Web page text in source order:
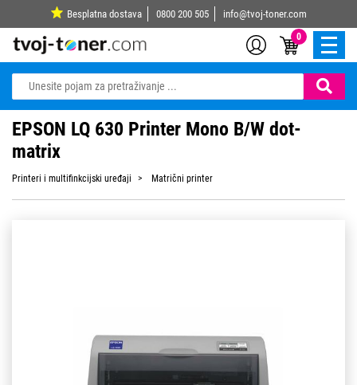
Besplatna dostava 0800 200 505 info@tvoj-toner.com
0
EPSON LQ 630 Printer Mono B/W dot-
matrix
Printeri i multifinkcijski uređaji Matrični printer